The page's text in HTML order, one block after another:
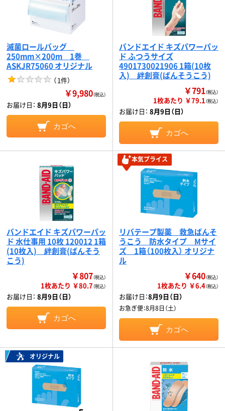
滅菌ロールバッグ
250mm×200m 1巻
ASKJR75060 オリジナル
（1件）
￥9,980（税込）
お届け日： 8月9日（日）
カゴへ
バンドエイド キズパワーパッ
ド ふつうサイズ
4901730021906 1箱(10枚
入) 絆創膏(ばんそうこう)
￥791（税込）
1枚あたり ￥79.1 （税込）
お届け日： 8月9日（日）
カゴへ
バンドエイド キズパワーパッ
ド 水仕事用 10枚 120012 1箱
(10枚入) 絆創膏(ばんそう
こう)
￥807（税込）
1枚あたり ￥80.7（税込）
お届け日： 8月9日（日）
カゴへ
本気プライス
リバテープ製薬 救急ばんそ
うこう 防水タイプ Mサイ
ズ 1箱（100枚入） オリジナ
ル
￥640（税込）
1枚あたり ￥6.4（税込）
お届け日：8月9日（日）
お急ぎ便：8月8日（土）
カゴへ
オリジナル